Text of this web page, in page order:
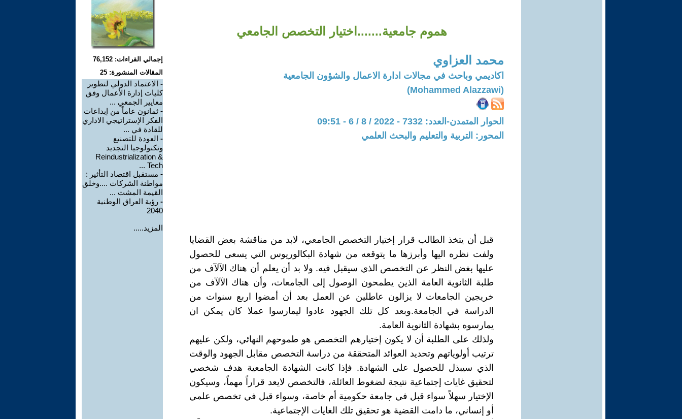
هموم جامعية.......اختيار التخصص الجامعي
محمد العزاوي
اكاديمي وباحث في مجالات ادارة الاعمال والشؤون الجامعية
(Mohammed Alazzawi)
الحوار المتمدن-العدد: 7332 - 2022 / 8 / 6 - 09:51
المحور: التربية والتعليم والبحث العلمي
قبل أن يتخذ الطالب قرار إختيار التخصص الجامعي، لابد من مناقشة بعض القضايا
ولفت نظره اليها وأبرزها ما يتوقعه من شهادة البكالوريوس التي يسعى للحصول
عليها بغض النظر عن التخصص الذي سيقبل فيه. ولا بد أن يعلم أن هناك الآلآف من
طلبة الثانوية العامة الذين يطمحون الوصول إلى الجامعات، وأن هناك الآلآف من
خريجين الجامعات لا يزالون عاطلين عن العمل بعد أن أمضوا اربع سنوات من
الدراسة في الجامعة.وبعد كل تلك الجهود عادوا ليمارسوا عملا كان يمكن ان
يمارسوه بشهادة الثانوية العامة.
ولذلك على الطلبة أن لا يكون إختيارهم التخصص هو طموحهم النهائي، ولكن عليهم
ترتيب أولوياتهم وتحديد العوائد المتحققة من دراسة التخصص مقابل الجهود والوقت
الذي سيبذل للحصول على الشهادة. فإذا كانت الشهادة الجامعية هدف شخصي
لتحقيق غايات إجتماعية نتيجة لضغوط العائلة، فالتخصص لايعد قراراً مهماً، وسيكون
الإختيار سهلاً سواء قبل في جامعة حكومية أم خاصة، وسواء قبل في تخصص علمي
أو إنساني، ما دامت القضية هو تحقيق تلك الغايات الإجتماعية.
إجمالي القراءات: 76,152
المقالات المنشورة: 25
- الاعتماد الدولي لتطوير
كليات إدارة الأعمال وفق
معايير الجمعي ...
- ثمانون عاماً من إبداعات
الفكر الإستراتيجي الاداري
للقادة في ...
- العودة للتصنيع
وتكنولوجيا التجديد
Reindustrialization &
Tech ...
- مستقبل اقتصاد التأثير :
مواطنة الشركات ....وخلق
القيمة المشت ...
- رؤية العراق الوطنية
2040
المزيد.....